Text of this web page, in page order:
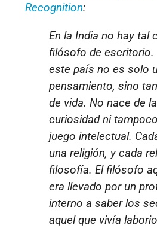
Recognition:
En la India no hay tal
filósofo de
este país no es solo
pensamiento, sino
de vida. No nace de
curiosidad ni
juego intelectual.
una religión, y cada
filosofía. El filósofo
era llevado por un
interno a saber los
aquel que vivía